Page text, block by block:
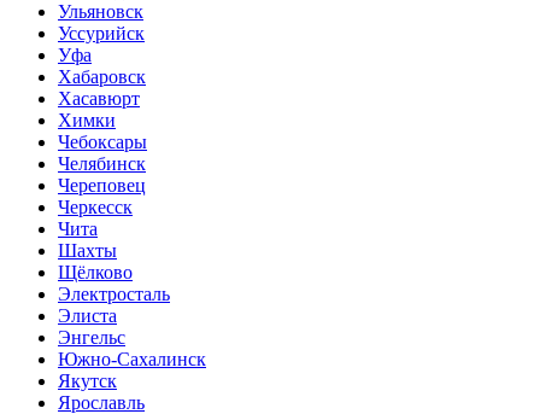
Ульяновск
Уссурийск
Уфа
Хабаровск
Хасавюрт
Химки
Чебоксары
Челябинск
Череповец
Черкесск
Чита
Шахты
Щёлково
Электросталь
Элиста
Энгельс
Южно-Сахалинск
Якутск
Ярославль